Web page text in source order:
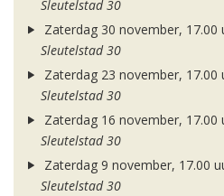
Sleutelstad 30
Zaterdag 30 november, 17.00
Sleutelstad 30
Zaterdag 23 november, 17.00
Sleutelstad 30
Zaterdag 16 november, 17.00
Sleutelstad 30
Zaterdag 9 november, 17.00
Sleutelstad 30